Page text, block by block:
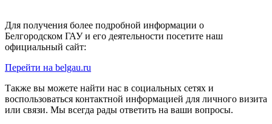
Для получения более подробной информации о
Белгородском ГАУ и его деятельности посетите наш
официальный сайт:
Перейти на belgau.ru
Также вы можете найти нас в социальных сетях и
воспользоваться контактной информацией для личного визита
или связи. Мы всегда рады ответить на ваши вопросы.